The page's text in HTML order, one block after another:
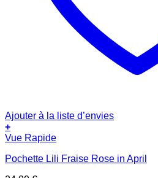
Ajouter à la liste d’envies
+
Vue Rapide
Pochette Lili Fraise Rose in April